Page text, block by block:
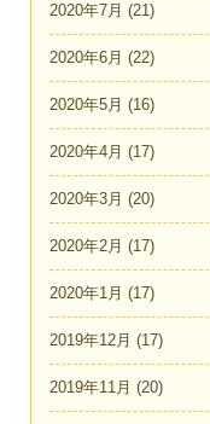
2020年7月 (21)
2020年6月 (22)
2020年5月 (16)
2020年4月 (17)
2020年3月 (20)
2020年2月 (17)
2020年1月 (17)
2019年12月 (17)
2019年11月 (20)